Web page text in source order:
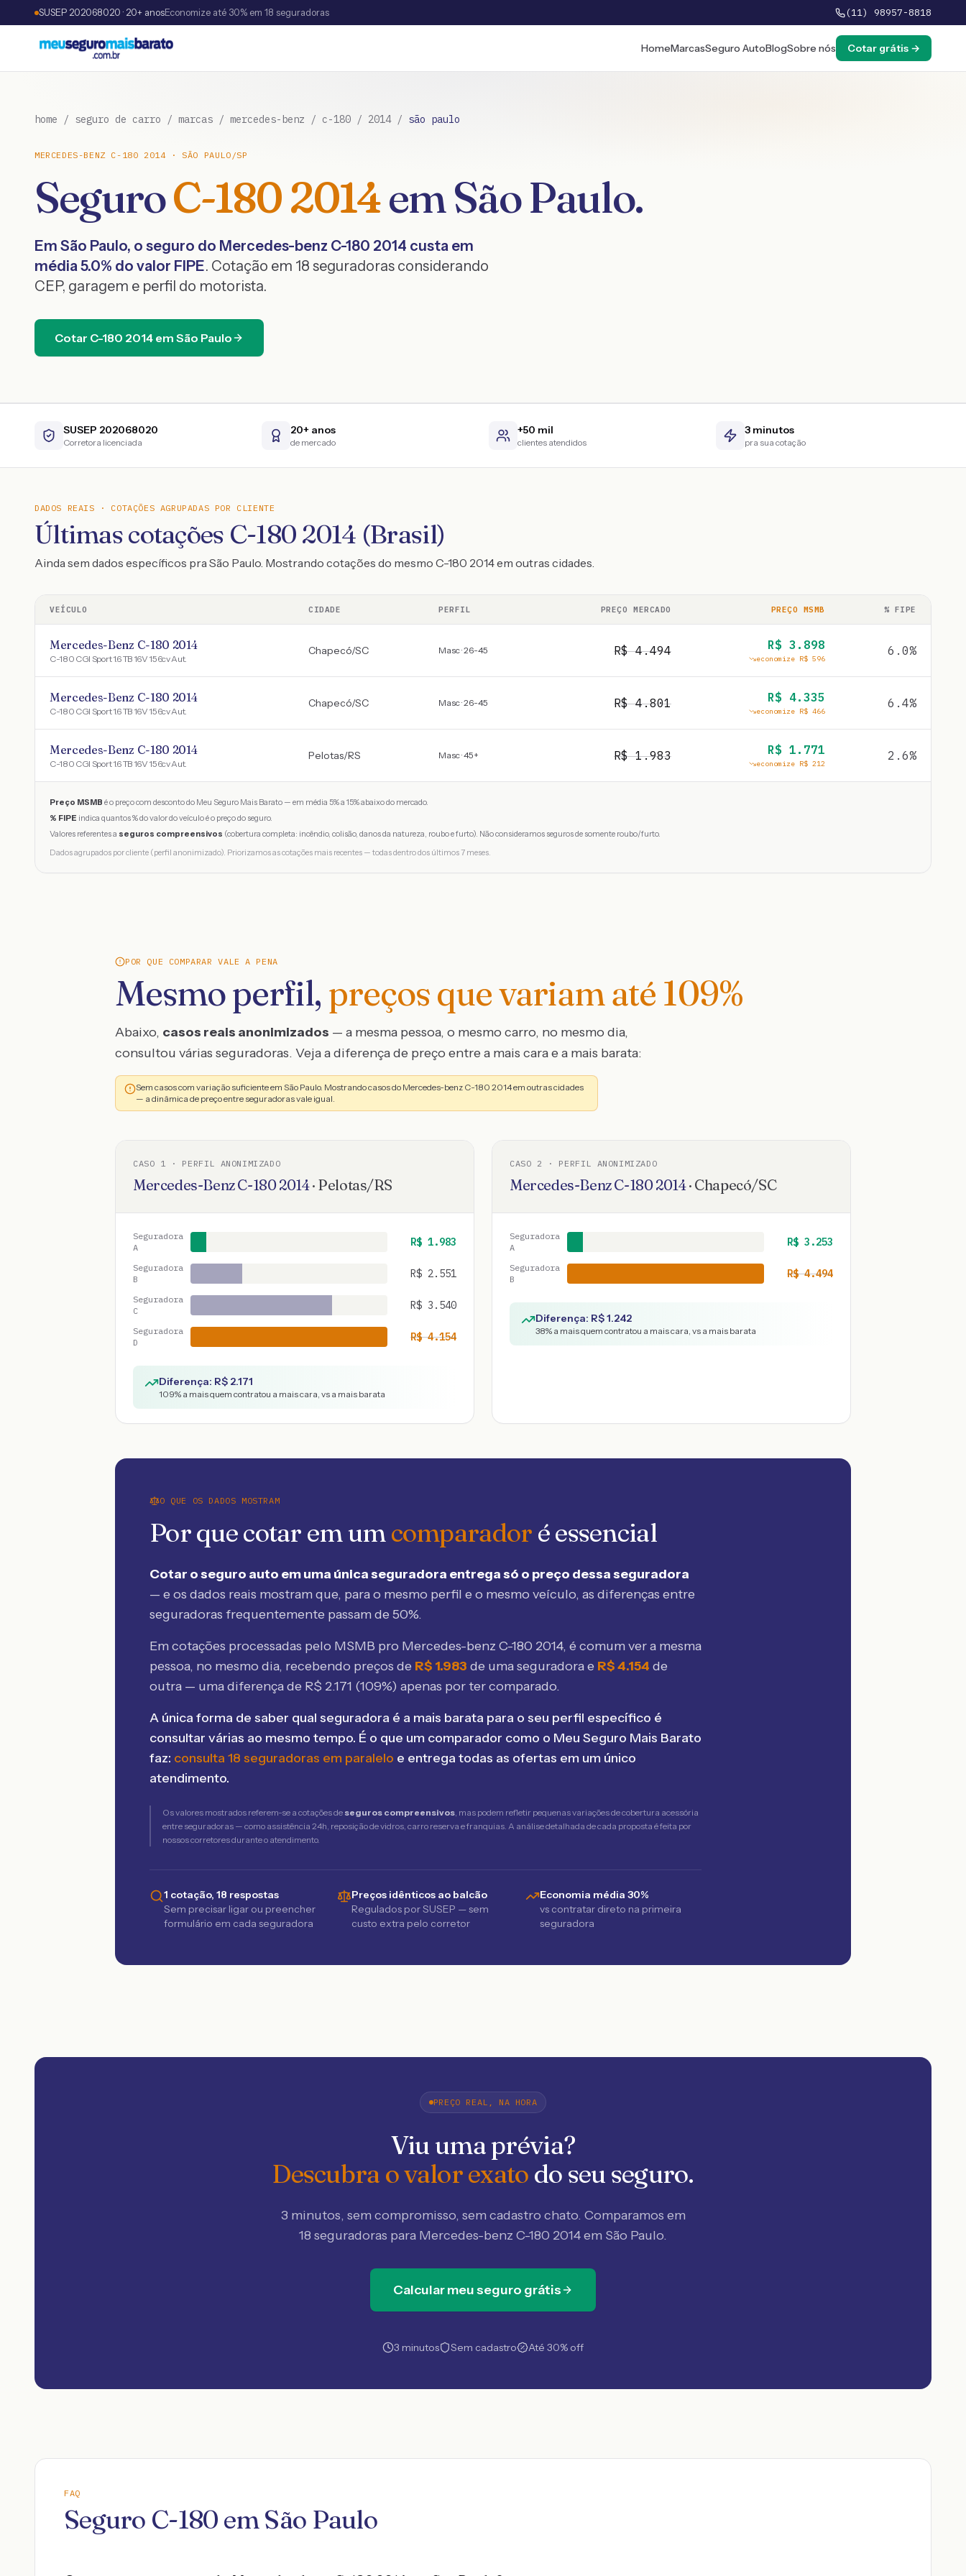
SUSEP 202068020 · 20+ anosEconomize até 30% em 18 seguradoras (11) 98957-8818
HomeMarcasSeguro AutoBlogSobre nós Cotar grátis →
home / seguro de carro / marcas / mercedes-benz / c-180 / 2014/ são paulo
MERCEDES-BENZ C-180 2014·SÃO PAULO /SP
SeguroC-1802014emSão Paulo.
Em São Paulo, o seguro do Mercedes-benz C-180 2014 custa em
média5.0% do valor FIPE. Cotação em 18 seguradoras considerando
CEP, garagem e perfil do motorista.
Cotar C-180 2014 em São Paulo
SUSEP 202068020
Corretora licenciada
20+ anos
de mercado
+50 mil
clientes atendidos
3 minutos
pra sua cotação
DADOS REAIS · COTAÇÕES AGRUPADAS POR CLIENTE
Últimas cotações C-180 2014 (Brasil)
Ainda sem dados específicos pra São Paulo. Mostrando cotações do mesmo C-180 2014 em outras cidades.
VEÍCULO CIDADE PERFIL PREÇO MERCADO PREÇO MSMB % FIPE
Mercedes-Benz C-180 2014
C-180 CGI Sport 1.6 TB 16V 156cv Aut.
Chapecó/SC Masc · 26-45 R$4.494 R$ 3.898
economize R$ 596
6.0%
Mercedes-Benz C-180 2014
C-180 CGI Sport 1.6 TB 16V 156cv Aut.
Chapecó/SC Masc · 26-45 R$4.801 R$ 4.335
economize R$ 466
6.4%
Mercedes-Benz C-180 2014
C-180 CGI Sport 1.6 TB 16V 156cv Aut.
Pelotas/RS Masc · 45+ R$1.983 R$ 1.771
economize R$ 212
2.6%
Preço MSMB é o preço com desconto do Meu Seguro Mais Barato — em média 5% a 15% abaixo do mercado.
% FIPE indica quantos % do valor do veículo é o preço do seguro.
Valores referentes a seguros compreensivos (cobertura completa: incêndio, colisão, danos da natureza, roubo e furto). Não consideramos seguros de somente roubo/furto.
Dados agrupados por cliente (perfil anonimizado). Priorizamos as cotações mais recentes — todas dentro dos últimos 7 meses.
POR QUE COMPARAR VALE A PENA
Mesmo perfil, preços que variam até 109%
Abaixo, casos reais anonimizados — a mesma pessoa, o mesmo carro, no mesmo dia,
consultou várias seguradoras. Veja a diferença de preço entre a mais cara e a mais barata:
Sem casos com variação suficiente em São Paulo. Mostrando casos do Mercedes-benz C-180 2014 em outras cidades
— a dinâmica de preço entre seguradoras vale igual.
CASO 1 · PERFIL ANONIMIZADO
Mercedes-BenzC-1802014· Pelotas/RS
Seguradora
A
R$ 1.983
Seguradora
B
R$ 2.551
Seguradora
C
R$ 3.540
Seguradora
D
R$4.154
Diferença: R$ 2.171
109% a mais quem contratou a mais cara, vs a mais barata
CASO 2 · PERFIL ANONIMIZADO
Mercedes-BenzC-1802014· Chapecó/SC
Seguradora
A
R$ 3.253
Seguradora
B
R$4.494
Diferença: R$1.242
38% a mais quem contratou a mais cara, vs a mais barata
O QUE OS DADOS MOSTRAM
Por que cotar em umcomparador é essencial
Cotar o seguro auto em uma única seguradora entrega só o preço dessa seguradora
— e os dados reais mostram que, para o mesmo perfil e o mesmo veículo, as diferenças entre
seguradoras frequentemente passam de 50%.
Em cotações processadas pelo MSMB pro Mercedes-benz C-180 2014, é comum ver a mesma
pessoa, no mesmo dia, recebendo preços de R$ 1.983 de uma seguradora e R$4.154 de
outra — uma diferença de R$ 2.171 (109%) apenas por ter comparado.
A única forma de saber qual seguradora é a mais barata para o seu perfil específico é
consultar várias ao mesmo tempo. É o que um comparador como o Meu Seguro Mais Barato
faz: consulta 18 seguradoras em paralelo e entrega todas as ofertas em um único
atendimento.
Os valores mostrados referem-se a cotações de seguros compreensivos, mas podem refletir pequenas variações de cobertura acessória
entre seguradoras — como assistência 24h, reposição de vidros, carro reserva e franquias. A análise detalhada de cada proposta é feita por
nossos corretores durante o atendimento.
1 cotação, 18 respostas
Sem precisar ligar ou preencher
formulário em cada seguradora
Preços idênticos ao balcão
Regulados por SUSEP — sem
custo extra pelo corretor
Economia média 30%
vs contratar direto na primeira
seguradora
PREÇO REAL, NA HORA
Viu uma prévia?
Descubra o valor exato do seu seguro.
3 minutos, sem compromisso, sem cadastro chato. Comparamos em
18 seguradoras para Mercedes-benz C-180 2014 em São Paulo.
Calcular meu seguro grátis
3 minutos Sem cadastro Até 30% off
FAQ
Seguro C-180 em São Paulo